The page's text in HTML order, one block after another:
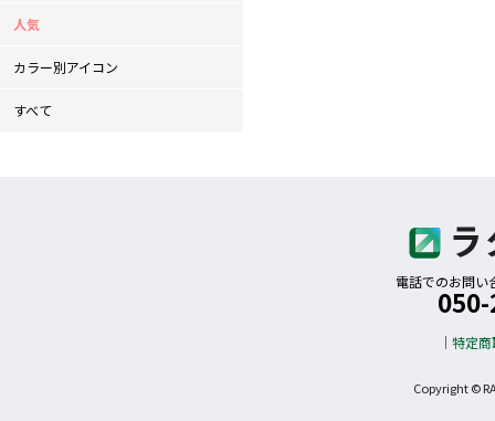
人気
カラー別アイコン
すべて
電話でのお問い
特定
Copyright ©